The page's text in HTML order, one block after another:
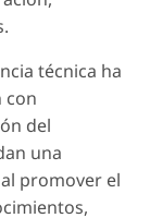
técnica ha
con
del
una
promover el